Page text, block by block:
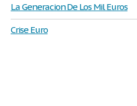
La Generacion De Los Mil Euros
Crise Euro